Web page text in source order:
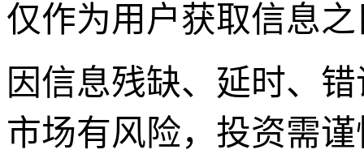
仅作为用户获取信息
因信息残缺、延时、
市场有风险，投资需